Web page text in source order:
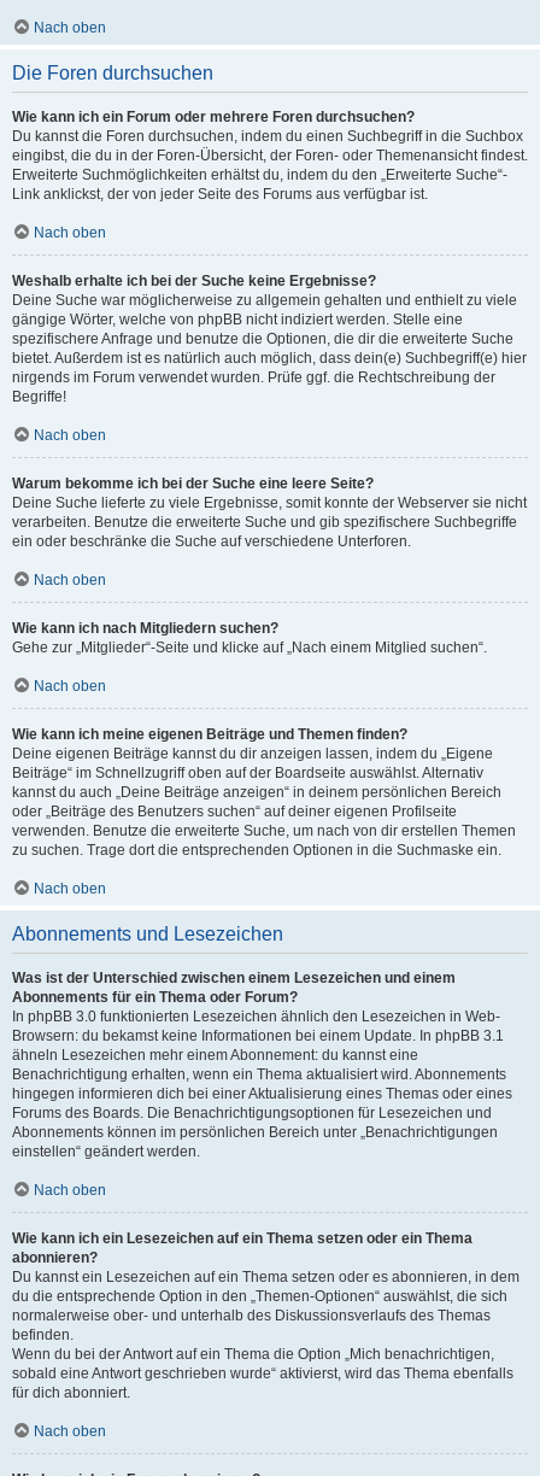
Nach oben
Die Foren durchsuchen
Wie kann ich ein Forum oder mehrere Foren durchsuchen?
Du kannst die Foren durchsuchen, indem du einen Suchbegriff in die Suchbox
eingibst, die du in der Foren-Übersicht, der Foren- oder Themenansicht findest.
Erweiterte Suchmöglichkeiten erhältst du, indem du den „Erweiterte Suche“-
Link anklickst, der von jeder Seite des Forums aus verfügbar ist.
Nach oben
Weshalb erhalte ich bei der Suche keine Ergebnisse?
Deine Suche war möglicherweise zu allgemein gehalten und enthielt zu viele
gängige Wörter, welche von phpBB nicht indiziert werden. Stelle eine
spezifischere Anfrage und benutze die Optionen, die dir die erweiterte Suche
bietet. Außerdem ist es natürlich auch möglich, dass dein(e) Suchbegriff(e) hier
nirgends im Forum verwendet wurden. Prüfe ggf. die Rechtschreibung der
Begriffe!
Nach oben
Warum bekomme ich bei der Suche eine leere Seite?
Deine Suche lieferte zu viele Ergebnisse, somit konnte der Webserver sie nicht
verarbeiten. Benutze die erweiterte Suche und gib spezifischere Suchbegriffe
ein oder beschränke die Suche auf verschiedene Unterforen.
Nach oben
Wie kann ich nach Mitgliedern suchen?
Gehe zur „Mitglieder“-Seite und klicke auf „Nach einem Mitglied suchen“.
Nach oben
Wie kann ich meine eigenen Beiträge und Themen finden?
Deine eigenen Beiträge kannst du dir anzeigen lassen, indem du „Eigene
Beiträge“ im Schnellzugriff oben auf der Boardseite auswählst. Alternativ
kannst du auch „Deine Beiträge anzeigen“ in deinem persönlichen Bereich
oder „Beiträge des Benutzers suchen“ auf deiner eigenen Profilseite
verwenden. Benutze die erweiterte Suche, um nach von dir erstellen Themen
zu suchen. Trage dort die entsprechenden Optionen in die Suchmaske ein.
Nach oben
Abonnements und Lesezeichen
Was ist der Unterschied zwischen einem Lesezeichen und einem
Abonnements für ein Thema oder Forum?
In phpBB 3.0 funktionierten Lesezeichen ähnlich den Lesezeichen in Web-
Browsern: du bekamst keine Informationen bei einem Update. In phpBB 3.1
ähneln Lesezeichen mehr einem Abonnement: du kannst eine
Benachrichtigung erhalten, wenn ein Thema aktualisiert wird. Abonnements
hingegen informieren dich bei einer Aktualisierung eines Themas oder eines
Forums des Boards. Die Benachrichtigungsoptionen für Lesezeichen und
Abonnements können im persönlichen Bereich unter „Benachrichtigungen
einstellen“ geändert werden.
Nach oben
Wie kann ich ein Lesezeichen auf ein Thema setzen oder ein Thema
abonnieren?
Du kannst ein Lesezeichen auf ein Thema setzen oder es abonnieren, in dem
du die entsprechende Option in den „Themen-Optionen“ auswählst, die sich
normalerweise ober- und unterhalb des Diskussionsverlaufs des Themas
befinden.
Wenn du bei der Antwort auf ein Thema die Option „Mich benachrichtigen,
sobald eine Antwort geschrieben wurde“ aktivierst, wird das Thema ebenfalls
für dich abonniert.
Nach oben